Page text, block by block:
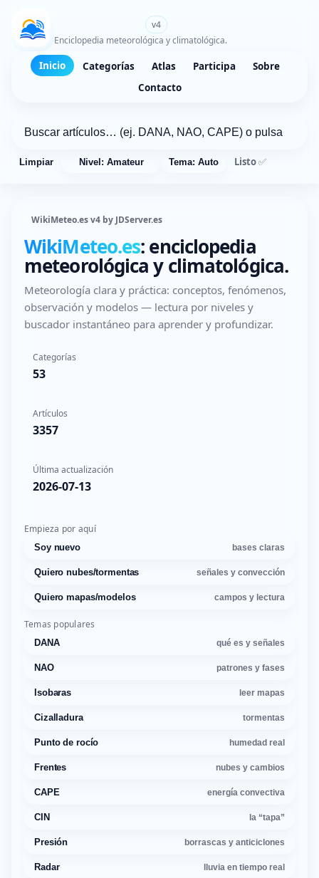
v4
Enciclopedia meteorológica y climatológica.
Inicio Categorías Atlas Participa
Sobre
Contacto
Limpiar Nivel: Amateur Tema: Auto Listo ✅
WikiMeteo.es v4 by JDServer.es
WikiMeteo.es: enciclopedia
meteorológica y climatológica.
Meteorología clara y práctica: conceptos, fenómenos,
observación y modelos — lectura por niveles y
buscador instantáneo para aprender y profundizar.
Categorías
53
Artículos
3357
Última actualización
2026-07-13
Empieza por aquí
Soy nuevo bases claras
Quiero nubes/tormentas señales y convección
Quiero mapas/modelos campos y lectura
Temas populares
DANA qué es y señales
NAO patrones y fases
Isobaras leer mapas
Cizalladura tormentas
Punto de rocío humedad real
Frentes nubes y cambios
CAPE energía convectiva
CIN la “tapa”
Presión borrascas y anticiclones
Radar lluvia en tiempo real